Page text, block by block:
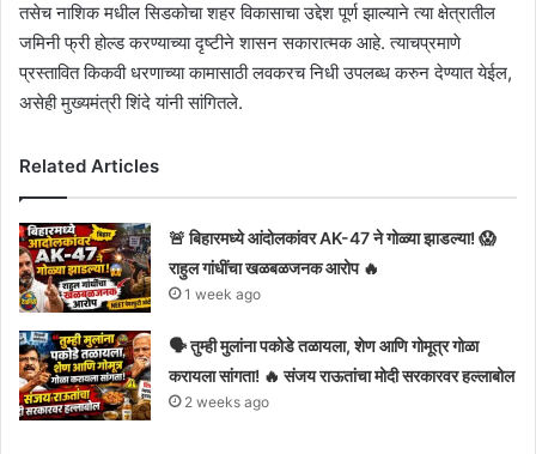
तसेच नाशिक मधील सिडकोचा शहर विकासाचा उद्देश पूर्ण झाल्याने त्या क्षेत्रातील
जमिनी फ्री होल्ड करण्याच्या दृष्टीने शासन सकारात्मक आहे. त्याचप्रमाणे
प्रस्तावित किकवी धरणाच्या कामासाठी लवकरच निधी उपलब्ध करुन देण्यात येईल,
असेही मुख्यमंत्री शिंदे यांनी सांगितले.
Related Articles
🚨 बिहारमध्ये आंदोलकांवर AK-47 ने गोळ्या झाडल्या! 😱
राहुल गांधींचा खळबळजनक आरोप 🔥
1 week ago
🗣️ तुम्ही मुलांना पकोडे तळायला, शेण आणि गोमूत्र गोळा
करायला सांगता! 🔥 संजय राऊतांचा मोदी सरकारवर हल्लाबोल
2 weeks ago